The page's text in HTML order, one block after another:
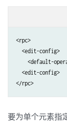
<rpc>
  <edit-config>
<default-
  <edit-config>
</rpc>
要为单个元素指